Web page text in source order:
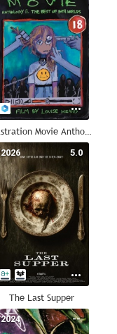
Castration Movie Anthology II: The Best of Both Worlds
5.0
2026
The Last Supper
--
2024